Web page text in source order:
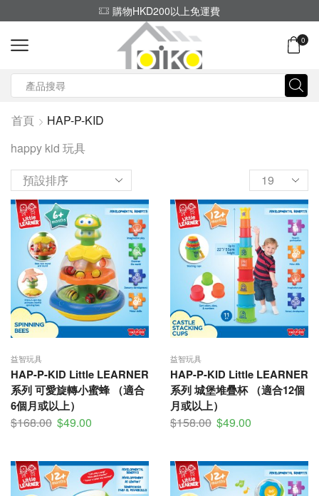
購物HKD200以上免運費
0
首頁
HAP-P-KID
happy kid 玩具
益智玩具
HAP-P-KID Little LEARNER
系列 可愛旋轉小蜜蜂 （適合
6個月或以上）
$168.00 $49.00
益智玩具
HAP-P-KID Little LEARNER
系列 城堡堆疊杯 （適合12個
月或以上）
$158.00 $49.00